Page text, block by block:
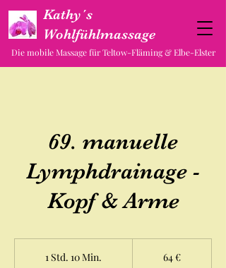
Kathy´s
Wohlfühlmassage
Die mobile Massage für Teltow-Fläming & Elbe-Elster
69. manuelle
Lymphdrainage -
Kopf & Arme
1 Std. 10 Min. 64 €